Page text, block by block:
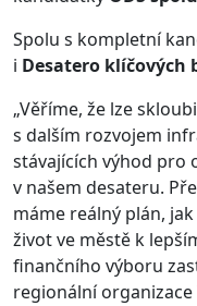
Spolu s kompletní
i Desatero klíčových
„Věříme, že lze
s dalším rozvojem
stávajících výhod pro
v našem desateru.
máme reálný plán,
život ve městě k
finančního výboru
regionální organizace